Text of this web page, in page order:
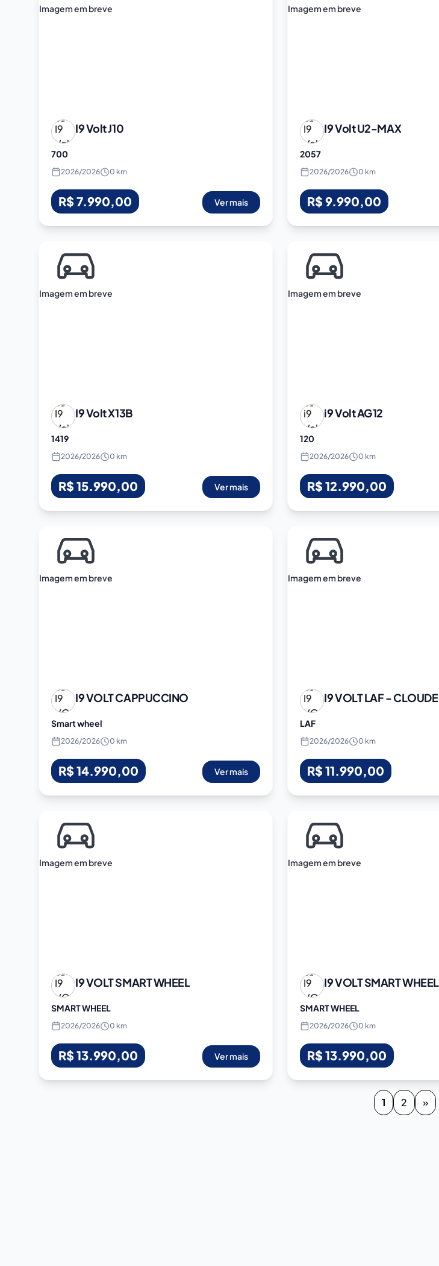
Imagem em breve
I9 VoltJ10
700
2026/2026 0 km
R$ 7.990,00 Ver mais
Imagem em breve
I9 VoltU2-MAX
2057
2026/2026 0 km
R$ 9.990,00
Imagem em breve
I9 VoltX13B
1419
2026/2026 0 km
R$ 15.990,00 Ver mais
Imagem em breve
i9 VoltAG12
120
2026/2026 0 km
R$ 12.990,00
Imagem em breve
I9 VOLTCAPPUCCINO
Smart wheel
2026/2026 0 km
R$ 14.990,00 Ver mais
Imagem em breve
I9 VOLTLAF - CLOUDE
LAF
2026/2026 0 km
R$ 11.990,00
Imagem em breve
I9 VOLTSMART WHEEL
SMART WHEEL
2026/2026 0 km
R$ 13.990,00 Ver mais
Imagem em breve
I9 VOLTSMART WHEEL
SMART WHEEL
2026/2026 0 km
R$ 13.990,00
1 2 »